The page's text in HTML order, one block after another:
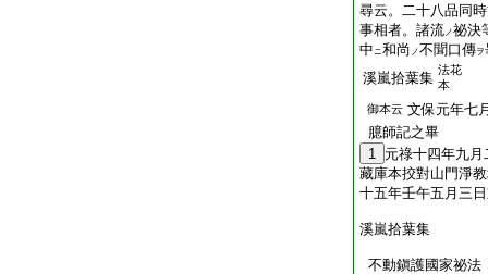
尋云。二十八品同
事相者。諸流ノ祕決
中ニ和尚 ノ不聞口傳ヲ
溪嵐拾葉集 法花
本
御本云 文保元年七
臆師記之畢
1 元祿十四年九
藏庫本挍對山門淨
十五年壬午五月三
溪嵐拾葉集
不動鎭護國家祕